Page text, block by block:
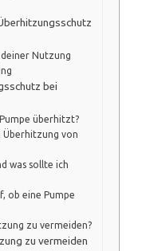
Nutzung
bei
überhitzt?
Überhitzung von
was sollte ich
ob eine Pumpe
zu vermeiden?
zu vermeiden